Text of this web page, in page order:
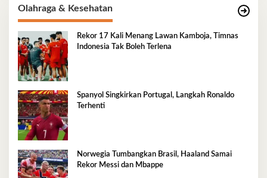
Olahraga & Kesehatan
Rekor 17 Kali Menang Lawan Kamboja, Timnas
Indonesia Tak Boleh Terlena
Spanyol Singkirkan Portugal, Langkah Ronaldo
Terhenti
Norwegia Tumbangkan Brasil, Haaland Samai
Rekor Messi dan Mbappe